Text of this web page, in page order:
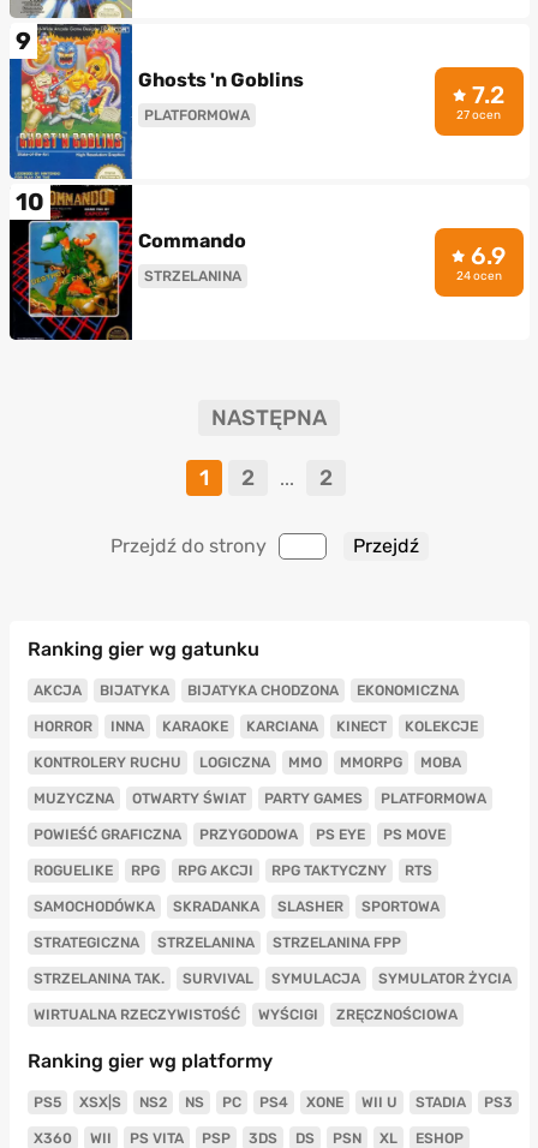
9
Ghosts 'n Goblins
PLATFORMOWA
7.2
27 ocen
10
Commando
STRZELANINA
6.9
24 ocen
NASTĘPNA
1 2 ... 2
Przejdź do strony
Ranking gier wg gatunku
AKCJA BIJATYKA BIJATYKA CHODZONA EKONOMICZNA
HORROR INNA KARAOKE KARCIANA KINECT KOLEKCJE
KONTROLERY RUCHU LOGICZNA MMO MMORPG MOBA
MUZYCZNA OTWARTY ŚWIAT PARTY GAMES PLATFORMOWA
POWIEŚĆ GRAFICZNA PRZYGODOWA PS EYE PS MOVE
ROGUELIKE RPG RPG AKCJI RPG TAKTYCZNY RTS
SAMOCHODÓWKA SKRADANKA SLASHER SPORTOWA
STRATEGICZNA STRZELANINA STRZELANINA FPP
STRZELANINA TAK. SURVIVAL SYMULACJA SYMULATOR ŻYCIA
WIRTUALNA RZECZYWISTOŚĆ WYŚCIGI ZRĘCZNOŚCIOWA
Ranking gier wg platformy
PS5 XSX|S NS2 NS PC PS4 XONE WII U STADIA PS3
X360 WII PS VITA PSP 3DS DS PSN XL ESHOP